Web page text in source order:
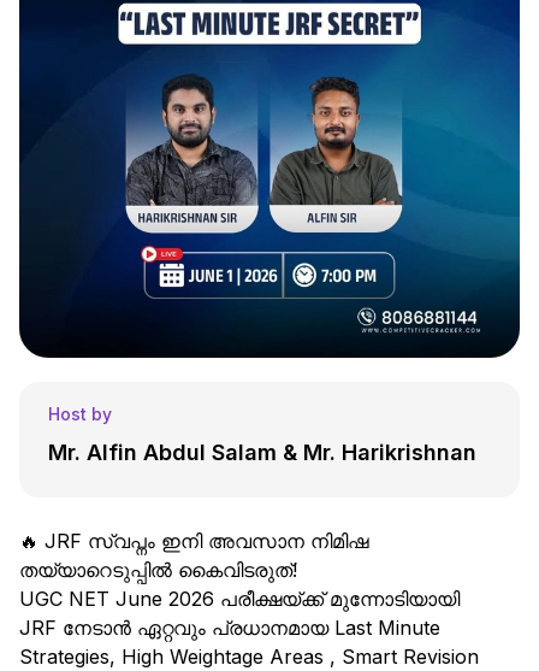
Host by
Mr. Alfin Abdul Salam & Mr. Harikrishnan
🔥 JRF സ്വപ്നം ഇനി അവസാന നിമിഷ
തയ്യാറെടുപ്പിൽ കൈവിടരുത്!
UGC NET June 2026 പരീക്ഷയ്ക്ക് മുന്നോടിയായി
JRF നേടാൻ ഏറ്റവും പ്രധാനമായ Last Minute
Strategies, High Weightage Areas , Smart Revision